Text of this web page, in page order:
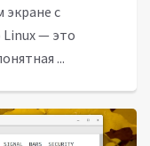
с
— это
...